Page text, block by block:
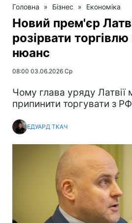
Головна » Бізнес » Економіка
Новий прем'єр
розірвати
нюанс
08:00 03.06.2026 Ср
Чому глава уряду Латвії
припинити торгувати з
ЕДУАРД ТКАЧ